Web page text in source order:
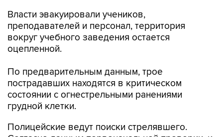
Власти эвакуировали учеников,
преподавателей и персонал, территория
вокруг учебного заведения остается
оцепленной.
По предварительным данным, трое
пострадавших находятся в критическом
состоянии с огнестрельными ранениями
грудной клетки.
Полицейские ведут поиски стрелявшего.